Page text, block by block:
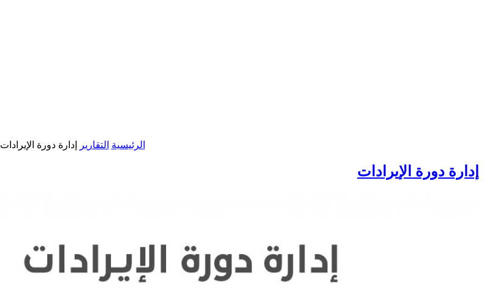
الرئيسية التقارير إدارة دورة الإيرادات
إدارة دورة الإيرادات